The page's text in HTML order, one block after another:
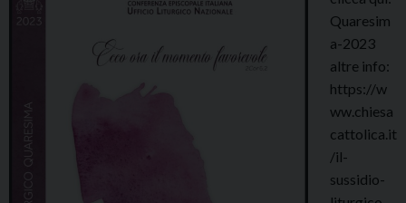
Quaresim
a-2023
altre info:
https://w
ww.chiesa
cattolica.it
/il-
sussidio-